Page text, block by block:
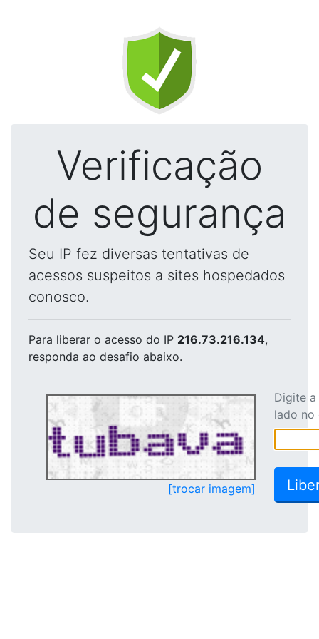
Verificação
de segurança
Seu IP fez diversas tentativas de
acessos suspeitos a sites hospedados
conosco.
Para liberar o acesso do IP 216.73.216.134,
responda ao desafio abaixo.
[trocar imagem]
Digite
lado no